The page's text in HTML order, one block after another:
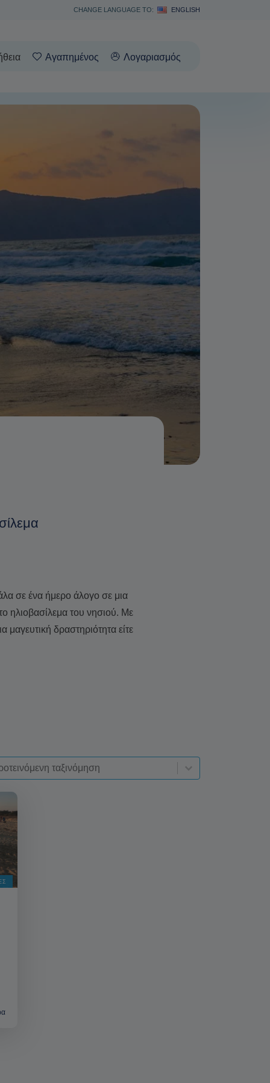
CHANGE LANGUAGE TO: ENGLISH
Αγαπημένος Λογαριασμός
σε ένα ήμερο άλογο σε μια
ηλιοβασίλεμα του νησιού. Με
δραστηριότητα είτε
deskop περιεχομένου
περιεχομένου